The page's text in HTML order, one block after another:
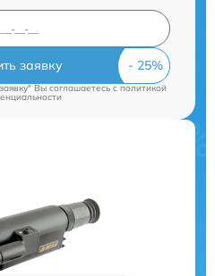
заявку
Вы соглашаетесь cполитикой